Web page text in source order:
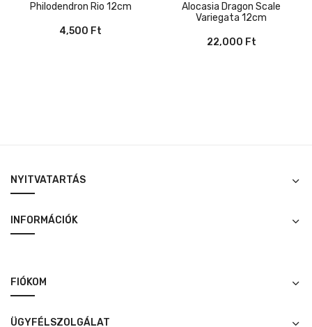
Philodendron Rio 12cm
4,500 Ft
Alocasia Dragon Scale
Variegata 12cm
22,000 Ft
NYITVATARTÁS
INFORMÁCIÓK
FIÓKOM
ÜGYFÉLSZOLGÁLAT